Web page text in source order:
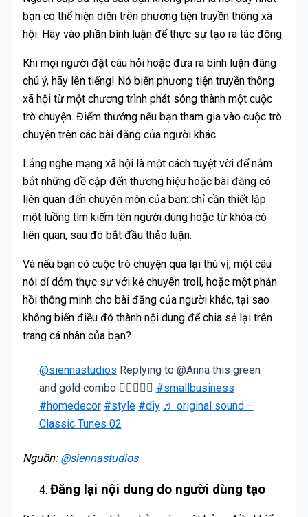
bạn có thể hiện diện trên phương tiện truyền thông xã
hội. Hãy vào phần bình luận để thực sự tạo ra tác động.
Khi mọi người đặt câu hỏi hoặc đưa ra bình luận đáng
chú ý, hãy lên tiếng! Nó biến phương tiện truyền thông
xã hội từ một chương trình phát sóng thành một cuộc
trò chuyện. Điểm thưởng nếu bạn tham gia vào cuộc trò
chuyện trên các bài đăng của người khác.
Lắng nghe mạng xã hội là một cách tuyệt vời để nắm
bắt những đề cập đến thương hiệu hoặc bài đăng có
liên quan đến chuyên môn của bạn: chỉ cần thiết lập
một luồng tìm kiếm tên người dùng hoặc từ khóa có
liên quan, sau đó bắt đầu thảo luận.
Và nếu bạn có cuộc trò chuyện qua lại thú vị, một câu
nói dí dỏm thực sự với kẻ chuyên troll, hoặc một phản
hồi thông minh cho bài đăng của người khác, tại sao
không biến điều đó thành nội dung để chia sẻ lại trên
trang cá nhân của bạn?
@siennastudios Replying to @Anna this green
and gold combo 😮‍💨🌞💚✨ #smallbusiness
#homedecor #style #diy ♬ original sound –
Classic Tunes 02
Nguồn: @siennastudios
Đăng lại nội dung do người dùng tạo